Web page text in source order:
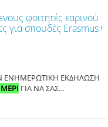
φοιτητές εαρινού
για σπουδές Erasmus+
ΕΝΗΜΕΡΩΤΙΚΗ ΕΚΔΗΛΩΣΗ
ΓΙΑ ΝΑ ΣΑΣ…